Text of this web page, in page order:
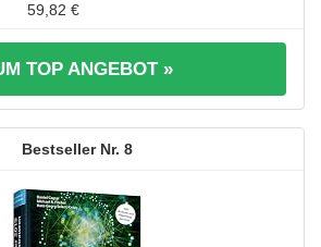
59,82 €
TOP ANGEBOT »
8